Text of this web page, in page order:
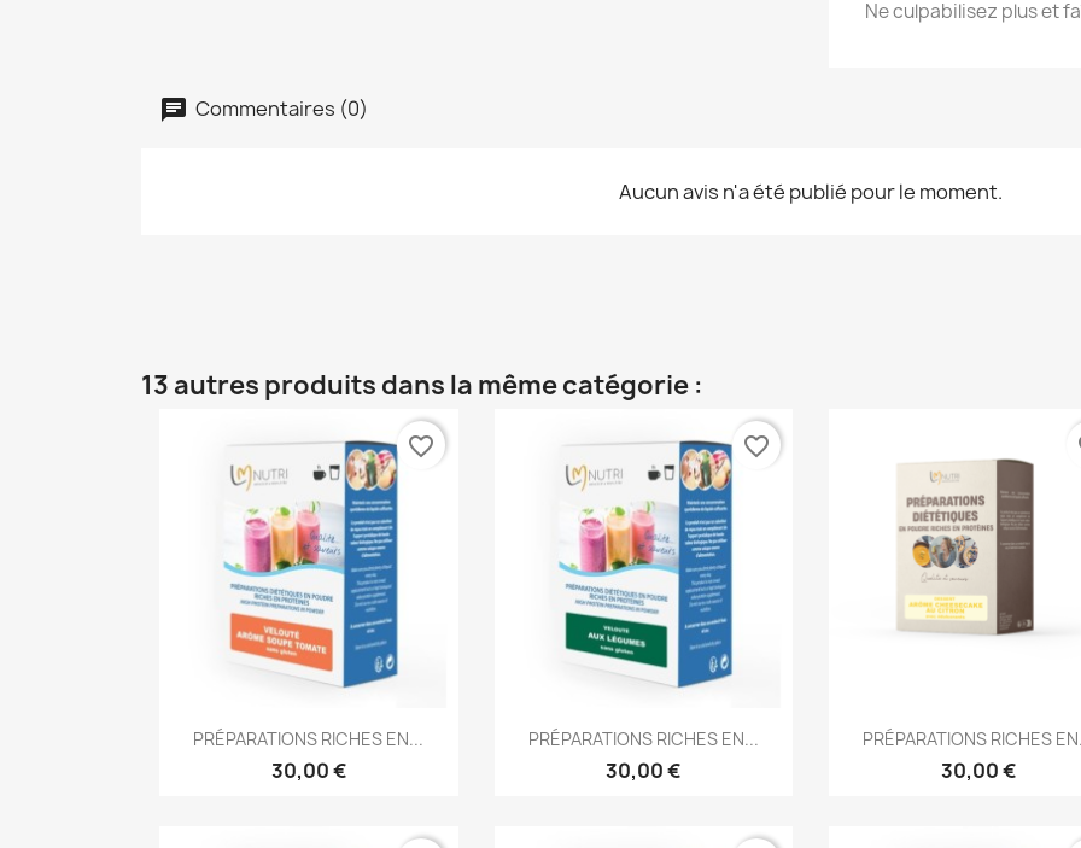
Ne culpabilisez plus et
Commentaires (0)
Aucun avis n'a été publié pour le moment.
13 autres produits dans la même catégorie :
Aperçu rapide
PRÉPARATIONS RICHES EN...
30,00 €
favorite_border
Aperçu rapide
PRÉPARATIONS RICHES EN...
30,00 €
favorite_border
Aperçu rapide
PRÉPARATIONS RICHES
30,00 €